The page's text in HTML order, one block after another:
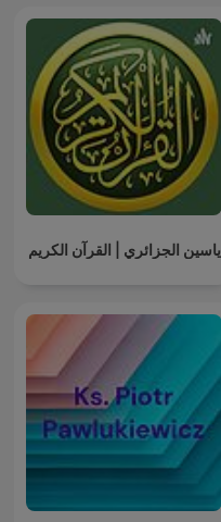
ياسين الجزائري | القرآن الكريم